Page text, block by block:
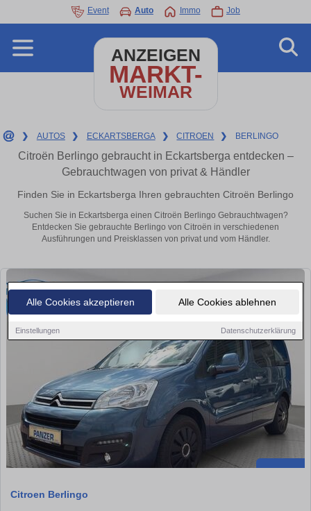
Alle Cookies akzeptieren Alle Cookies ablehnen
Einstellungen Datenschutzerklärung
Event Auto Immo Job
ANZEIGEN
MARKT-
WEIMAR
❯ AUTOS ❯ ECKARTSBERGA ❯ CITROEN ❯ BERLINGO
Citroën Berlingo gebraucht in Eckartsberga entdecken –
Gebrauchtwagen von privat & Händler
Finden Sie in Eckartsberga Ihren gebrauchten Citroën Berlingo
Suchen Sie in Eckartsberga einen Citroën Berlingo Gebrauchtwagen?
Entdecken Sie gebrauchte Berlingo von Citroën in verschiedenen
Ausführungen und Preisklassen von privat und vom Händler.
Citroen Berlingo